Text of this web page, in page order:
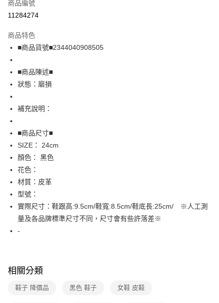
超商取貨付款
Apple Pay
街口支付
悠遊付
全盈+PAY
相關說明
AFTEE先享後付是「在收到商品之後才付款」的支付方式。 讓您購物簡單
便利好安心！
１．簡單：不需註冊會員、不需綁卡、不需儲值。
２．便利：只要手機號碼，簡訊認證，即可結帳。
３．安心：先確認商品／服務後，再付款。
【「AFTEE先享後付」結帳流程】
１．於結帳方式選擇「AFTEE先享後付」後，將跳轉至「AFTEE先享後付」
結帳頁面，進行簡訊認證並確認金額後，即可完成結帳。
後付繳納相關費用。
是否繳費成功／繳費後需取消欲退款等相關疑問，請聯繫「AFTEE先享後付
運送方式
全家取貨付款
免運費
免運費
7-11取貨付款
免運費
商品編號
11284274
商品特色
■商品貨號■2344040908505
■商品陳述■
狀態：磨損
補充說明：
■商品尺寸■
SIZE： 24cm
顏色： 黑色
花色：
材質：皮革
型號：
實際尺寸：鞋跟高:9.5cm/鞋寬:8.5cm/鞋底長:25cm/ ※人工測
量及各品牌標準尺寸不同，尺寸會有些許落差※
-
相關分類
鞋子 降價品 黑色 鞋子 女鞋 皮鞋